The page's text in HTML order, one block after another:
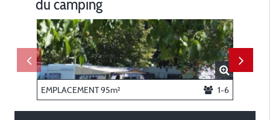
du camping
EMPLACEMENT 95m² 1-6